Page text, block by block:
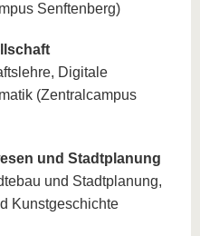
Senftenberg)
Digitale
(Zentralcampus
und Stadtplanung
und Stadtplanung,
Kunstgeschichte